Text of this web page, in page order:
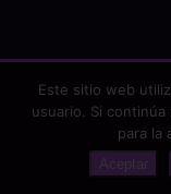
Copyright 2026 -
Este sitio web
usuario. Si
para la
Aceptar